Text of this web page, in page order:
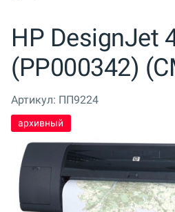
HP DesignJet
(PP000342)
Артикул: ПП9224
архивный